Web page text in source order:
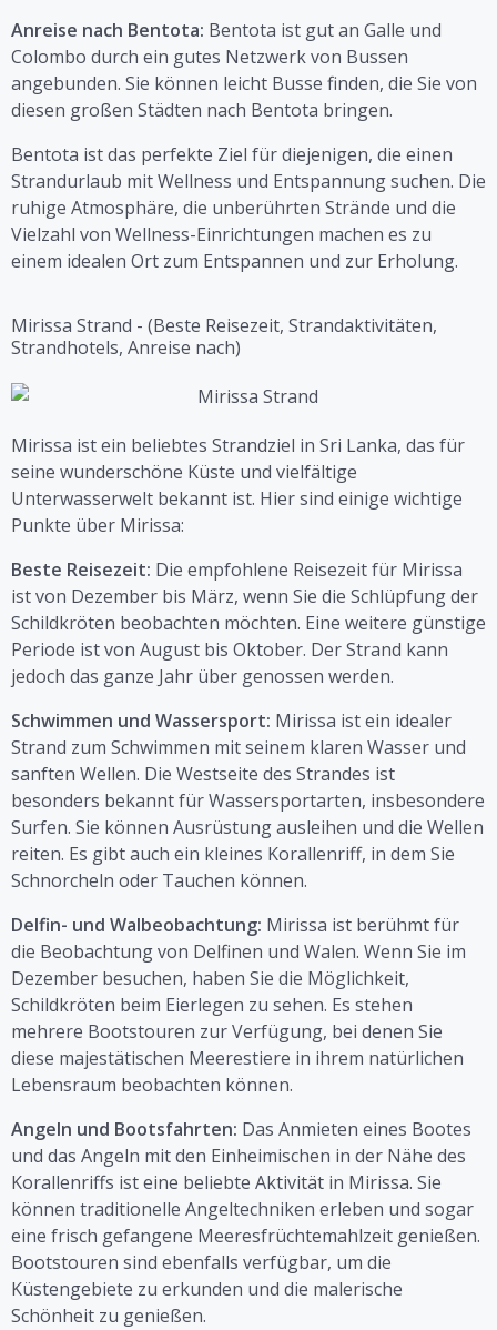
Anreise nach Bentota: Bentota ist gut an Galle und
Colombo durch ein gutes Netzwerk von Bussen
angebunden. Sie können leicht Busse finden, die Sie von
diesen großen Städten nach Bentota bringen.
Bentota ist das perfekte Ziel für diejenigen, die einen
Strandurlaub mit Wellness und Entspannung suchen. Die
ruhige Atmosphäre, die unberührten Strände und die
Vielzahl von Wellness-Einrichtungen machen es zu
einem idealen Ort zum Entspannen und zur Erholung.
Mirissa Strand - (Beste Reisezeit, Strandaktivitäten,
Strandhotels, Anreise nach)
Mirissa ist ein beliebtes Strandziel in Sri Lanka, das für
seine wunderschöne Küste und vielfältige
Unterwasserwelt bekannt ist. Hier sind einige wichtige
Punkte über Mirissa:
Beste Reisezeit: Die empfohlene Reisezeit für Mirissa
ist von Dezember bis März, wenn Sie die Schlüpfung der
Schildkröten beobachten möchten. Eine weitere günstige
Periode ist von August bis Oktober. Der Strand kann
jedoch das ganze Jahr über genossen werden.
Schwimmen und Wassersport: Mirissa ist ein idealer
Strand zum Schwimmen mit seinem klaren Wasser und
sanften Wellen. Die Westseite des Strandes ist
besonders bekannt für Wassersportarten, insbesondere
Surfen. Sie können Ausrüstung ausleihen und die Wellen
reiten. Es gibt auch ein kleines Korallenriff, in dem Sie
Schnorcheln oder Tauchen können.
Delfin- und Walbeobachtung: Mirissa ist berühmt für
die Beobachtung von Delfinen und Walen. Wenn Sie im
Dezember besuchen, haben Sie die Möglichkeit,
Schildkröten beim Eierlegen zu sehen. Es stehen
mehrere Bootstouren zur Verfügung, bei denen Sie
diese majestätischen Meerestiere in ihrem natürlichen
Lebensraum beobachten können.
Angeln und Bootsfahrten: Das Anmieten eines Bootes
und das Angeln mit den Einheimischen in der Nähe des
Korallenriffs ist eine beliebte Aktivität in Mirissa. Sie
können traditionelle Angeltechniken erleben und sogar
eine frisch gefangene Meeresfrüchtemahlzeit genießen.
Bootstouren sind ebenfalls verfügbar, um die
Küstengebiete zu erkunden und die malerische
Schönheit zu genießen.